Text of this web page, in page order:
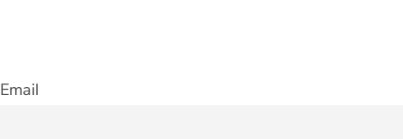
Email